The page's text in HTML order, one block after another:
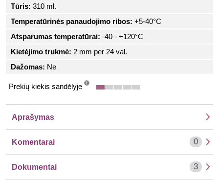
Tūris: 310 ml.
Temperatūrinės panaudojimo ribos: +5-40°C
Atsparumas temperatūrai: -40 - +120°C
Kietėjimo trukmė: 2 mm per 24 val.
Dažomas: Ne
Prekių kiekis sandėlyje
Aprašymas
Komentarai 0
Dokumentai 3